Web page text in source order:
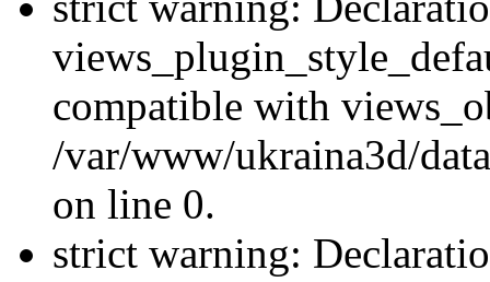
compatible with
/var/www/ukraina3d/
on line 0.
strict warning: